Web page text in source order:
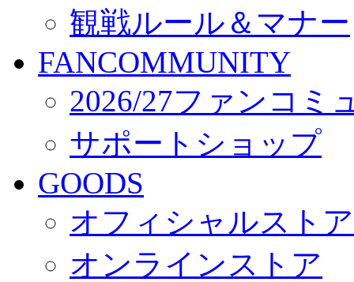
観戦ルール＆マナー
FANCOMMUNITY
2026/27ファンコミ
サポートショップ
GOODS
オフィシャルスト
オンラインストア